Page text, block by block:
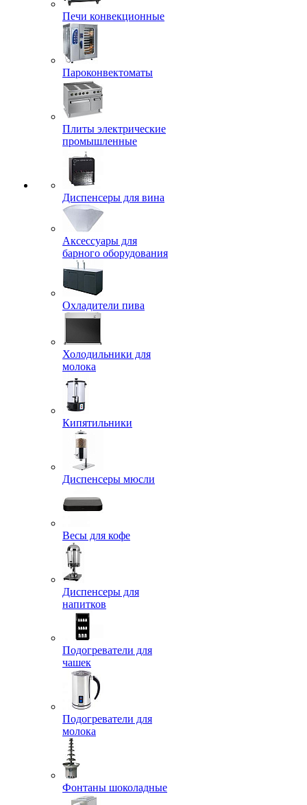
Печи конвекционные
Пароконвектоматы
Плиты электрические
промышленные
Диспенсеры для вина
Аксессуары для
барного оборудования
Охладители пива
Холодильники для
молока
Кипятильники
Диспенсеры мюсли
Весы для кофе
Диспенсеры для
напитков
Подогреватели для
чашек
Подогреватели для
молока
Фонтаны шоколадные